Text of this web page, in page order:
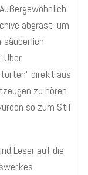
abgrast, um
säuberlich
direkt aus
zu hören.
so zum Stil
Leser auf die